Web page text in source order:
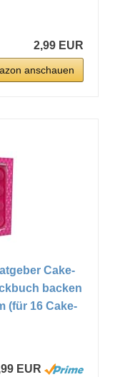
2,99 EUR
anschauen
Cake-
backen
(für 16 Cake-
EUR